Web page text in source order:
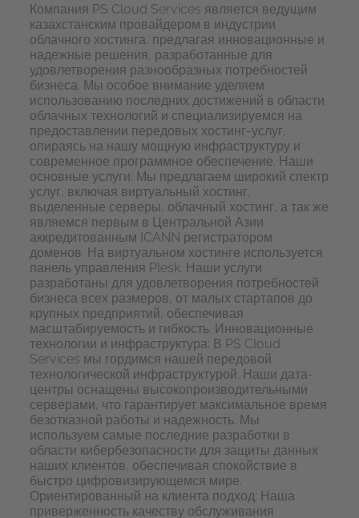
Компания PS Cloud Services является ведущим
казахстанским провайдером в индустрии
облачного хостинга, предлагая инновационные и
надежные решения, разработанные для
удовлетворения разнообразных потребностей
бизнеса. Мы особое внимание уделяем
использованию последних достижений в области
облачных технологий и специализируемся на
предоставлении передовых хостинг-услуг,
опираясь на нашу мощную инфраструктуру и
современное программное обеспечение. Наши
основные услуги: Мы предлагаем широкий спектр
услуг, включая виртуальный хостинг,
выделенные серверы, облачный хостинг, а так же
являемся первым в Центральной Азии
аккредитованным ICANN регистратором
доменов. На виртуальном хостинге используется
панель управления Plesk. Наши услуги
разработаны для удовлетворения потребностей
бизнеса всех размеров, от малых стартапов до
крупных предприятий, обеспечивая
масштабируемость и гибкость. Инновационные
технологии и инфраструктура: В PS Cloud
Services мы гордимся нашей передовой
технологической инфраструктурой. Наши дата-
центры оснащены высокопроизводительными
серверами, что гарантирует максимальное время
безотказной работы и надежность. Мы
используем самые последние разработки в
области кибербезопасности для защиты данных
наших клиентов, обеспечивая спокойствие в
быстро цифровизирующемся мире.
Ориентированный на клиента подход: Наша
приверженность качеству обслуживания